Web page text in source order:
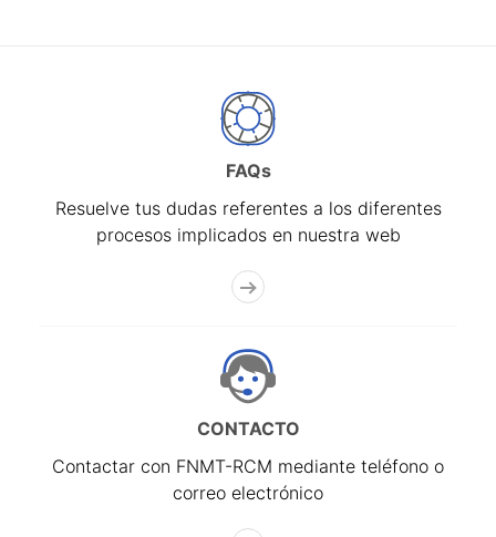
FAQs
Resuelve tus dudas referentes a los diferentes
procesos implicados en nuestra web
CONTACTO
Contactar con FNMT-RCM mediante teléfono o
correo electrónico